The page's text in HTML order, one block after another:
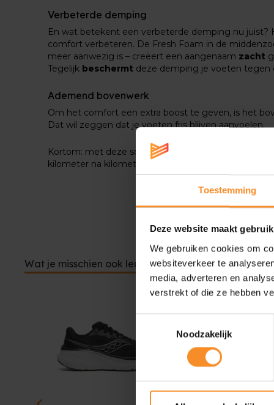
Toestemming
Deze website maakt
We gebruiken cookies om
websiteverkeer te
media, adverteren en
verstrekt of die ze hebben
Noodzakelijk
Verbeterde demping
En wat betekent een verbeterde demping nu juist?
comfort verbeteren. De Fresh Foam in de
meer aanwezig is – creëert een aangenaam zacht
Tegelijk beschermt deze demping je voeten tegen
Ademend bovenwerk
Om het comfort een extra boost te geven, is het
Dat wil zeggen dat je voeten fris blijven aanvoelen.
Kortom: met deze schoenen aan je voeten ben je
kilometer na kilometer.
Wat je misschien ook leuk vindt